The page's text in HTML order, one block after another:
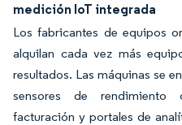
medición IoT integrada
Los fabricantes de equipos
alquilan cada vez más
resultados. Las máquinas se
sensores de rendimiento
facturación y portales de